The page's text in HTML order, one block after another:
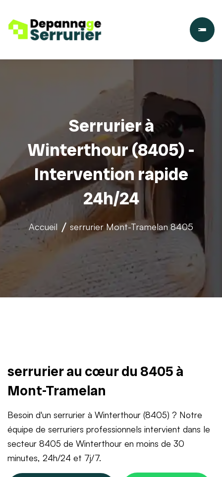
Serrurier à
Winterthour (8405) -
Intervention rapide
24h/24
Accueil serrurier Mont-Tramelan 8405
serrurier au cœur du 8405 à
Mont-Tramelan
Besoin d'un serrurier à Winterthour (8405) ? Notre
équipe de serruriers professionnels intervient dans le
secteur 8405 de Winterthour en moins de 30
minutes, 24h/24 et 7j/7.